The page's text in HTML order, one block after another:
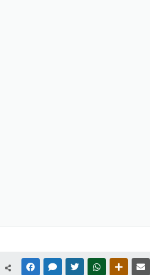
FACEBOOKMESSENGER
TWITTERWHATSAPP